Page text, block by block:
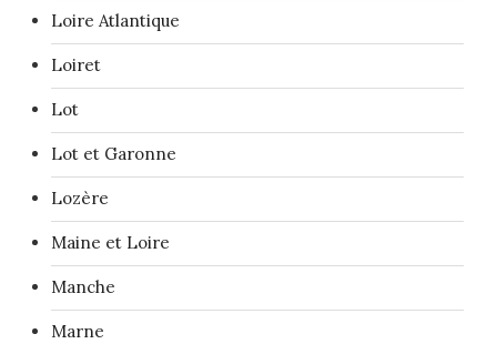
Loire Atlantique
Loiret
Lot
Lot et Garonne
Lozère
Maine et Loire
Manche
Marne